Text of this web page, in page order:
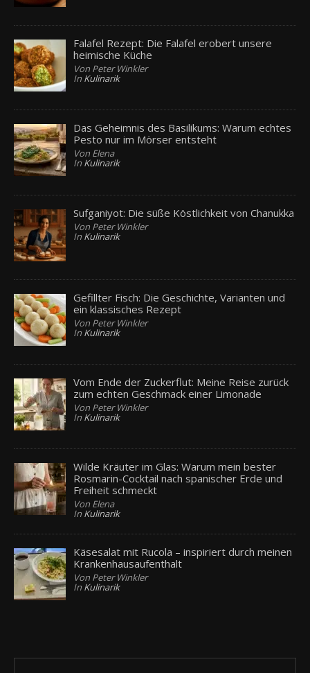
Falafel Rezept: Die Falafel erobert unsere
heimische Küche
Von Peter Winkler
In Kulinarik
Das Geheimnis des Basilikums: Warum echtes
Pesto nur im Mörser entsteht
Von Elena
In Kulinarik
Sufganiyot: Die süße Köstlichkeit von Chanukka
Von Peter Winkler
In Kulinarik
Gefillter Fisch: Die Geschichte, Varianten und
ein klassisches Rezept
Von Peter Winkler
In Kulinarik
Vom Ende der Zuckerflut: Meine Reise zurück
zum echten Geschmack einer Limonade
Von Peter Winkler
In Kulinarik
Wilde Kräuter im Glas: Warum mein bester
Rosmarin-Cocktail nach spanischer Erde und
Freiheit schmeckt
Von Elena
In Kulinarik
Käsesalat mit Rucola – inspiriert durch meinen
Krankenhausaufenthalt
Von Peter Winkler
In Kulinarik